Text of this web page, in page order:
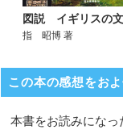
図説 イギリスの
指 昭博 著
この本の感想をお
本書をお読みになっ